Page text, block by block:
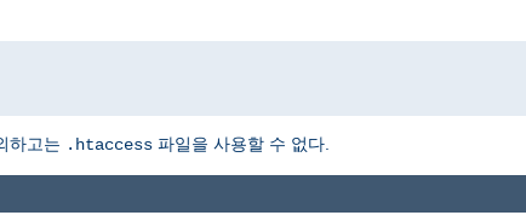
하고는 .htaccess 파일을 사용할 수 없다.